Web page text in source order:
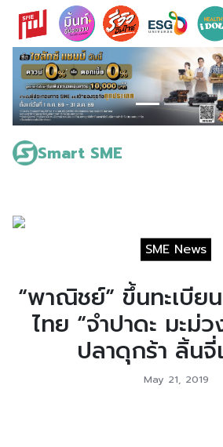
Skip
content
Smart SME
Search
for:
SME News
“พาณิชย์” ขึ้นทะเบีย
ไทย “จำปาดะ มะม่
ปลาดุกร้า ลิ้นจี่
May 21, 2019